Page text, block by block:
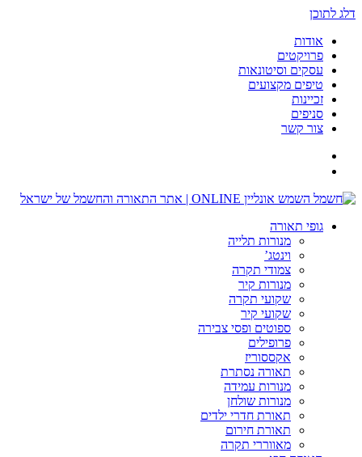
דלג לתוכן
אודות
פרויקטים
עסקים וסיטונאות
טיפים מקצועים
זכיינות
סניפים
צור קשר
גופי תאורה
מנורות תלייה
וינטג’
צמודי תקרה
מנורות קיר
שקועי תקרה
שקועי קיר
ספוטים ופסי צבירה
פרופילים
אקססוריז
תאורה נסתרת
מנורות עמידה
מנורות שולחן
תאורת חדרי ילדים
תאורת חירום
מאווררי תקרה